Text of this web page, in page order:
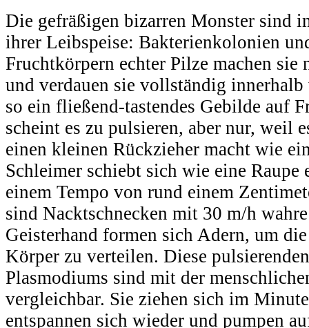
Die gefräßigen bizarren Monster sind
ihrer Leibspeise: Bakterienkolonien
Fruchtkörpern echter Pilze machen sie
und verdauen sie vollständig
so ein fließend-tastendes Gebilde auf
scheint es zu pulsieren, aber nur, weil
einen kleinen Rückzieher macht wie
Schleimer schiebt sich wie eine
einem Tempo von rund einem
sind Nacktschnecken mit 30 m/h
Geisterhand formen sich Adern, um
Körper zu verteilen. Diese
Plasmodiums sind mit der
vergleichbar. Sie ziehen sich im
entspannen sich wieder und pumpen